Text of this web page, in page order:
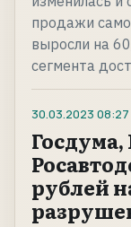
продажи
выросли на
сегмента
30.03.2023 08:27
рублей